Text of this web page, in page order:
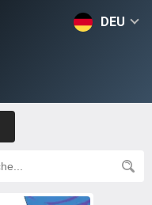
DEU